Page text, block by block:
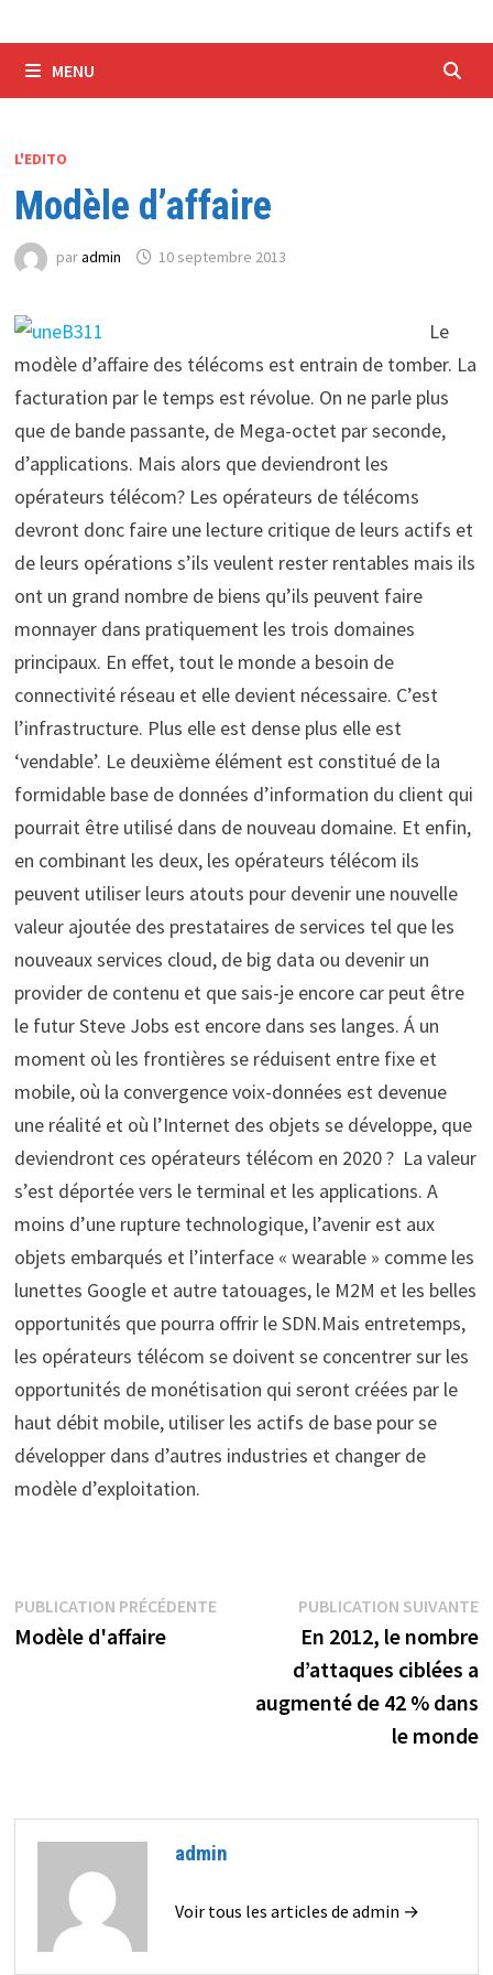
MENU
L'EDITO
Modèle d’affaire
paradmin 10 septembre 2013
Le
modèle d’affaire des télécoms est entrain de tomber. La
facturation par le temps est révolue. On ne parle plus
que de bande passante, de Mega-octet par seconde,
d’applications. Mais alors que deviendront les
opérateurs télécom? Les opérateurs de télécoms
devront donc faire une lecture critique de leurs actifs et
de leurs opérations s’ils veulent rester rentables mais ils
ont un grand nombre de biens qu’ils peuvent faire
monnayer dans pratiquement les trois domaines
principaux. En effet, tout le monde a besoin de
connectivité réseau et elle devient nécessaire. C’est
l’infrastructure. Plus elle est dense plus elle est
‘vendable’. Le deuxième élément est constitué de la
formidable base de données d’information du client qui
pourrait être utilisé dans de nouveau domaine. Et enfin,
en combinant les deux, les opérateurs télécom ils
peuvent utiliser leurs atouts pour devenir une nouvelle
valeur ajoutée des prestataires de services tel que les
nouveaux services cloud, de big data ou devenir un
provider de contenu et que sais-je encore car peut être
le futur Steve Jobs est encore dans ses langes. Á un
moment où les frontières se réduisent entre fixe et
mobile, où la convergence voix-données est devenue
une réalité et où l’Internet des objets se développe, que
deviendront ces opérateurs télécom en 2020 ? La valeur
s’est déportée vers le terminal et les applications. A
moins d’une rupture technologique, l’avenir est aux
objets embarqués et l’interface « wearable » comme les
lunettes Google et autre tatouages, le M2M et les belles
opportunités que pourra offrir le SDN.Mais entretemps,
les opérateurs télécom se doivent se concentrer sur les
opportunités de monétisation qui seront créées par le
haut débit mobile, utiliser les actifs de base pour se
développer dans d’autres industries et changer de
modèle d’exploitation.
Navigation
de
PUBLICATION PRÉCÉDENTEPublication
précédente :
Modèle d'affaire
PUBLICATION SUIVANTE
En 2012, le nombre
d’attaques ciblées a
augmenté de 42 % dans
le monde
admin
Voir tous les articles de admin →